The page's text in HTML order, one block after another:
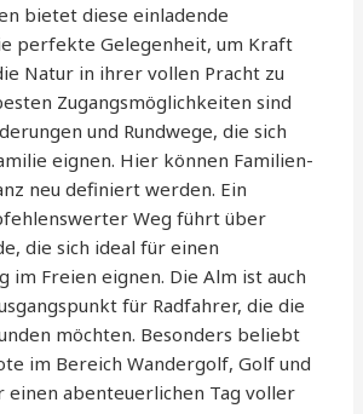
bietet diese einladende
perfekte Gelegenheit, um Kraft
Natur in ihrer vollen Pracht zu
Zugangsmöglichkeiten sind
und Rundwege, die sich
eignen. Hier können Familien-
neu definiert werden. Ein
Weg führt über
die sich ideal für einen
im Freien eignen. Die Alm ist auch
für Radfahrer, die die
möchten. Besonders beliebt
im Bereich Wandergolf, Golf und
einen abenteuerlichen Tag voller